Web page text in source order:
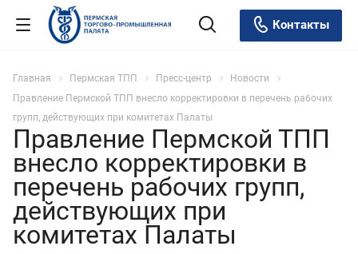
Контакты
Главная Пермская ТПП Пресс-центр
Новости
Правление Пермской ТПП внесло корректировки в перечень рабочих
групп, действующих при комитетах Палаты
Правление Пермской ТПП
внесло корректировки в
перечень рабочих групп,
действующих при
комитетах Палаты